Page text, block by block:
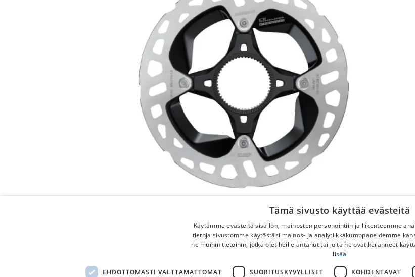
Tämä sivusto käyttää evästeitä
Käytämme evästeitä sisällön, mainosten personointiin ja liikenteemme
tietoja sivustomme käytöstäsi mainos- ja analytiikkakumppaneidemme
ne muihin tietoihin, jotka olet heille antanut tai joita he ovat keränneet
lisää
EHDOTTOMASTI VÄLTTÄMÄTTÖMÄT SUORITUSKYVYLLISET KOHDENTAVAT